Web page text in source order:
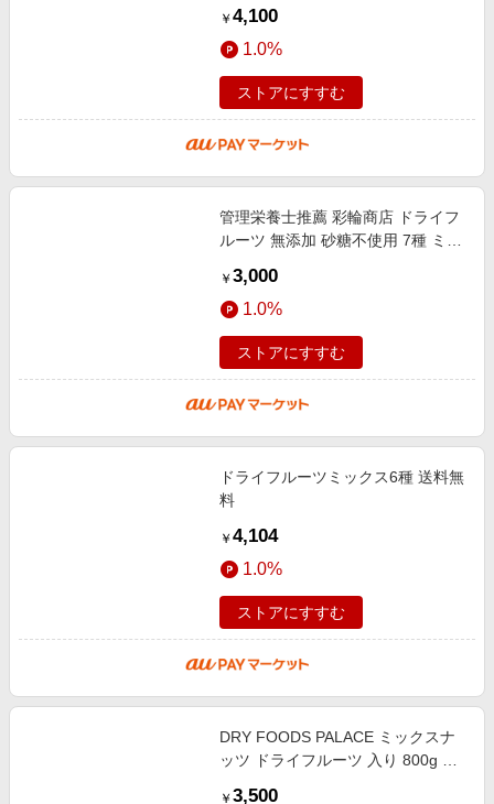
ツ メロン パパイヤ 果物 カ
￥ 4,100
1.0%
ストアにすすむ
管理栄養士推薦 彩輪商店 ドライフ
ルーツ 無添加 砂糖不使用 7種 ミッ
ツミックス 195g マンゴー パイナ
￥ 3,000
1.0%
ストアにすすむ
ドライフルーツミックス6種 送料無
料
￥ 4,104
1.0%
ストアにすすむ
DRY FOODS PALACE ミックスナ
ッツ ドライフルーツ 入り 800g 素
￥ 3,500